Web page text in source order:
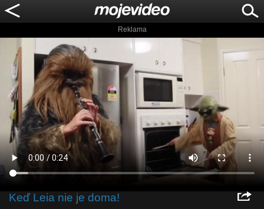
Reklama
Keď Leia nie je doma!